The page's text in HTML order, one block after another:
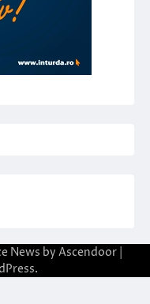
News by Ascendoor
.